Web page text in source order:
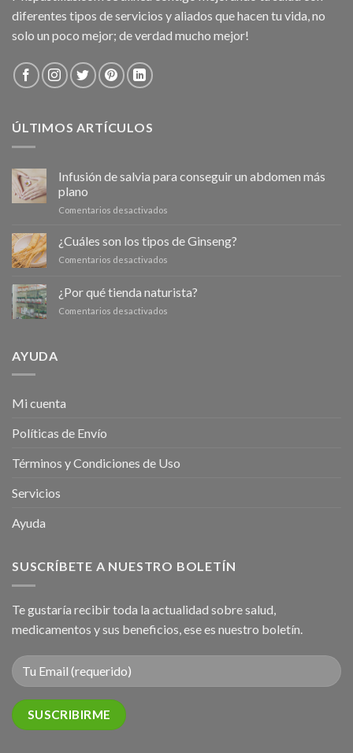
diferentes tipos de servicios y aliados que hacen tu vida, no
solo un poco mejor; de verdad mucho mejor!
ÚLTIMOS ARTÍCULOS
Infusión de salvia para conseguir un abdomen más
plano
Comentarios desactivados
de
salvia
un
¿Cuáles son los tipos de Ginseng?
Comentarios desactivados
los
¿Por qué tienda naturista?
Comentarios desactivados
AYUDA
Mi cuenta
Políticas de Envío
Términos y Condiciones de Uso
Servicios
Ayuda
SUSCRÍBETE A NUESTRO BOLETÍN
Te gustaría recibir toda la actualidad sobre salud,
medicamentos y sus beneficios, ese es nuestro boletín.